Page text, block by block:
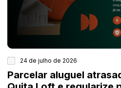
24 de julho de 2026
Parcelar aluguel